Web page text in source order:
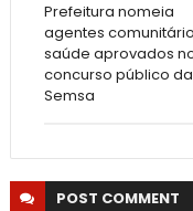
Prefeitura nomeia
agentes
saúde aprovados
concurso público da
Semsa
POST COMMENT